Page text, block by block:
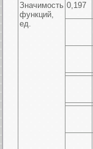
Значимость
функций,
ед.
0,197